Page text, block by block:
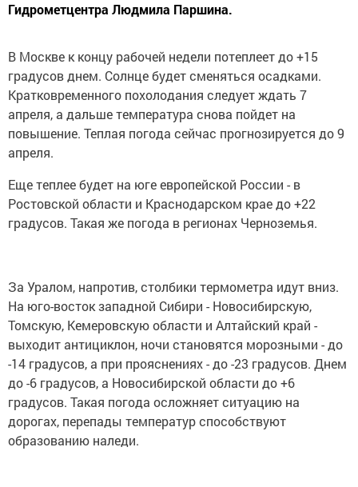
Гидрометцентра Людмила Паршина.
В Москве к концу рабочей недели потеплеет до +15
градусов днем. Солнце будет сменяться осадками.
Кратковременного похолодания следует ждать 7
апреля, а дальше температура снова пойдет на
повышение. Теплая погода сейчас прогнозируется до 9
апреля.
Еще теплее будет на юге европейской России - в
Ростовской области и Краснодарском крае до +22
градусов. Такая же погода в регионах Черноземья.
За Уралом, напротив, столбики термометра идут вниз.
На юго-восток западной Сибири - Новосибирскую,
Томскую, Кемеровскую области и Алтайский край -
выходит антициклон, ночи становятся морозными - до
-14 градусов, а при прояснениях - до -23 градусов. Днем
до -6 градусов, а Новосибирской области до +6
градусов. Такая погода осложняет ситуацию на
дорогах, перепады температур способствуют
образованию наледи.